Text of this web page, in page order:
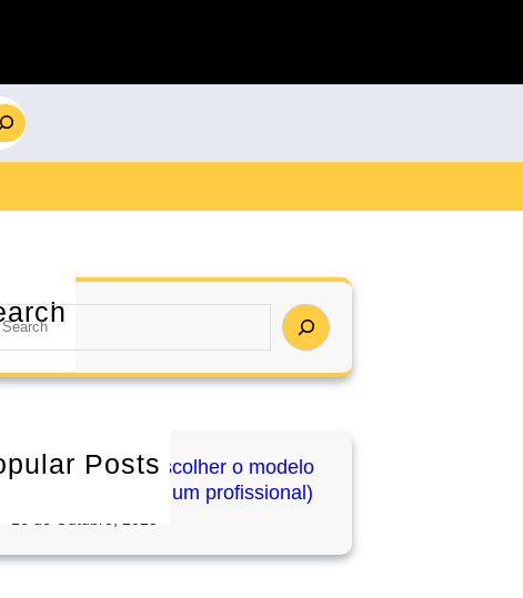
Posts
como escolher o modelo
(e usá-lo como um profissional)